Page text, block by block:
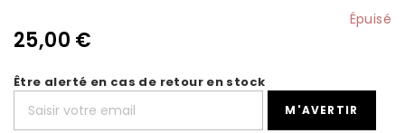
Épuisé
25,00 €
Être alerté en cas de retour en stock
M'AVERTIR